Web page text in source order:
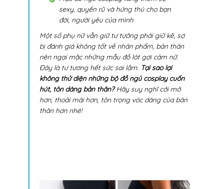
sexy, quyến rũ và hứng thú cho bạn
đời, người yêu của mình
Một số phụ nữ vẫn giữ tư tưởng phải giữ kẽ, sợ
bị đánh giá không tốt về nhân phẩm, bản thân
nên ngại mặc những mẫu đồ lót gợi cảm nữ.
Đây là tư tương hết sức sai lầm. Tại sao lại
không thử diện những bộ đồ ngủ cosplay cuốn
hút, tôn dáng bản thân?Hãy suy nghĩ cởi mở
hơn, thoải mái hơn, tôn trọng vóc dáng của bản
thân hơn nhé!